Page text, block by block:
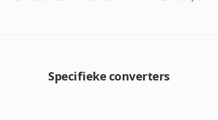
Specifieke converters